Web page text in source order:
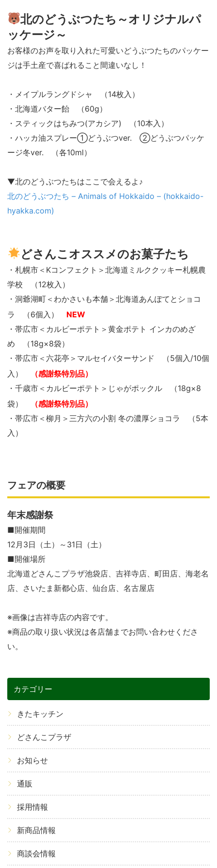
北のどうぶつたち～オリジナルパ
ッケージ～
お客様のお声を取り入れた可愛いどうぶつたちのパッケー
ジは手土産で喜ばれること間違いなし！
・メイプルラングドシャ （14枚入）
・北海道バター飴 （60g）
・スティックはちみつ(アカシア) （10本入）
・ハッカ油スプレー①どうぶつver. ②どうぶつパッケ
ージ冬ver. （各10ml）
▼北のどうぶつたちはここで会えるよ♪
北のどうぶつたち – Animals of Hokkaido – (hokkaido-
hyakka.com)
どさんこオススメのお菓子たち
・札幌市＜Kコンフェクト＞北海道ミルククッキー札幌農
学校 （12枚入）
・洞爺湖町＜わかさいも本舗＞北海道あんぽてとショコ
ラ （6個入） NEW
・帯広市＜カルビーポテト＞黄金ポテト インカのめざ
め （18g×8袋）
・帯広市＜六花亭＞マルセイバターサンド （5個入/10個
入）
（感謝祭特別品）
・千歳市＜カルビーポテト＞じゃがポックル （18g×8
袋）
（感謝祭特別品）
・帯広市＜柳月＞三方六の小割 冬の濃厚ショコラ （5本
入）
フェアの概要
年末感謝祭
■開催期間
12月3日（土）～31日（土）
■開催場所
北海道どさんこプラザ池袋店、吉祥寺店、町田店、海老名
店、さいたま新都心店、仙台店、名古屋店
※画像は吉祥寺店の内容です。
※商品の取り扱い状況は各店舗までお問い合わせくださ
い。
カテゴリー
きたキッチン
どさんこプラザ
お知らせ
通販
採用情報
新商品情報
商談会情報